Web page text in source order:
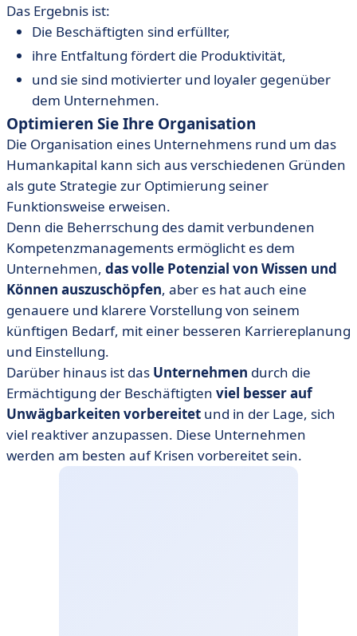
Das Ergebnis ist:
Die Beschäftigten sind erfüllter,
ihre Entfaltung fördert die Produktivität,
und sie sind motivierter und loyaler gegenüber
dem Unternehmen.
Optimieren Sie Ihre Organisation
Die Organisation eines Unternehmens rund um das
Humankapital kann sich aus verschiedenen Gründen
als gute Strategie zur Optimierung seiner
Funktionsweise erweisen.
Denn die Beherrschung des damit verbundenen
Kompetenzmanagements ermöglicht es dem
Unternehmen, das volle Potenzial von Wissen und
Können auszuschöpfen, aber es hat auch eine
genauere und klarere Vorstellung von seinem
künftigen Bedarf, mit einer besseren Karriereplanung
und Einstellung.
Darüber hinaus ist das Unternehmen durch die
Ermächtigung der Beschäftigten viel besser auf
Unwägbarkeiten vorbereitet und in der Lage, sich
viel reaktiver anzupassen. Diese Unternehmen
werden am besten auf Krisen vorbereitet sein.